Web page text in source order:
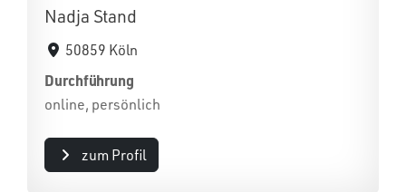
Nadja Stand
50859 Köln
Durchführung
online, persönlich
zum Profil